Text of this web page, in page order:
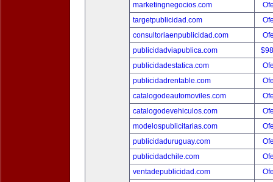
marketingnegocios.com
targetpublicidad.com
consultoriaenpublicidad.com
publicidadviapublica.com
publicidadestatica.com
publicidadrentable.com
catalogodeautomoviles.com
catalogodevehiculos.com
modelospublicitarias.com
publicidaduruguay.com
publicidadchile.com
ventadepublicidad.com